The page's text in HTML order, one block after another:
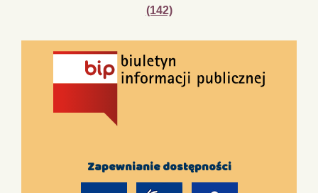
(142)
Zapewnianie dostępności